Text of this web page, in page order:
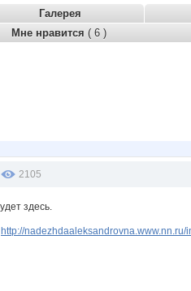
Галерея
Мне нравится ( 6 )
2105
здесь.
http://nadezhdaaleksandrovna.www.nn.ru/